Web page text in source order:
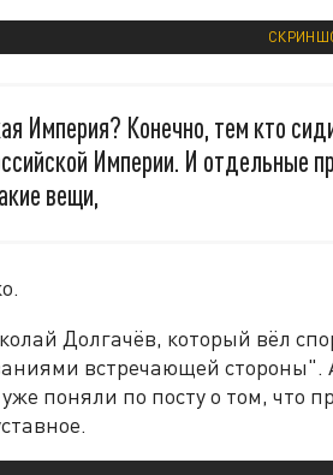
Империя? Конечно, тем кто
Империи. И отдельные
вещи,
Долгачёв, который вёл
встречающей стороны".
поняли по посту о том, что